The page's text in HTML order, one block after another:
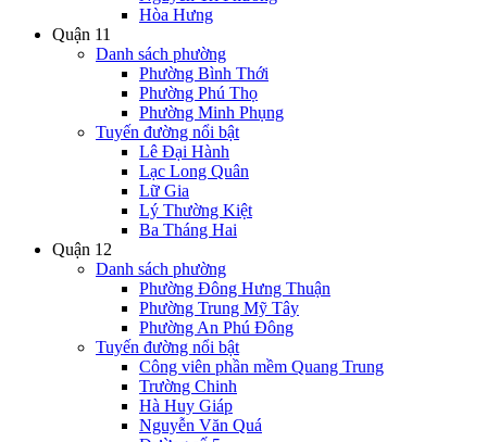
Hòa Hưng
Quận 11
Danh sách phường
Phường Bình Thới
Phường Phú Thọ
Phường Minh Phụng
Tuyến đường nổi bật
Lê Đại Hành
Lạc Long Quân
Lữ Gia
Lý Thường Kiệt
Ba Tháng Hai
Quận 12
Danh sách phường
Phường Đông Hưng Thuận
Phường Trung Mỹ Tây
Phường An Phú Đông
Tuyến đường nổi bật
Công viên phần mềm Quang Trung
Trường Chinh
Hà Huy Giáp
Nguyễn Văn Quá